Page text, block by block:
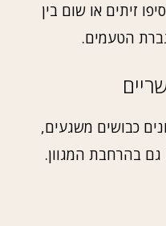
זיתים או שום בין
הטעמים.
כבושים משגעים,
גם בהרחבת המגוון.